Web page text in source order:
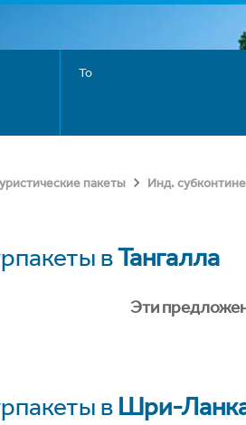
To
пакеты Инд.
вТангалла
Эти
в Шри-